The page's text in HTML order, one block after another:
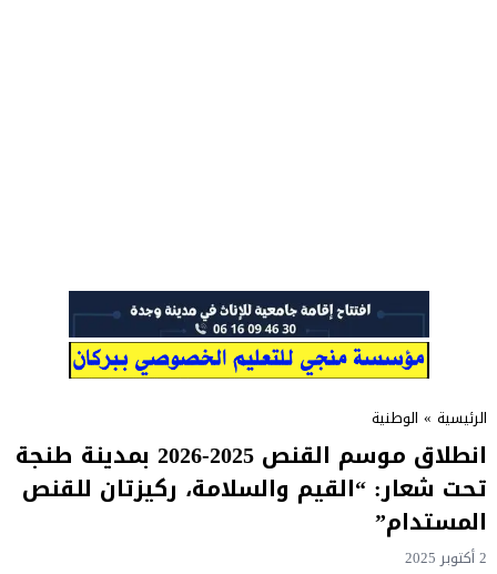
الرئيسية » الوطنية
انطلاق موسم القنص 2025-2026 بمدينة طنجة
تحت شعار: “القيم والسلامة، ركيزتان للقنص
المستدام”
2 أكتوبر 2025